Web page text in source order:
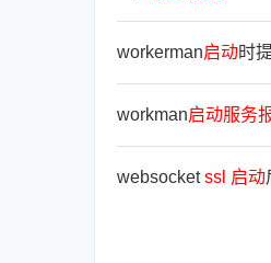
workerman启动时
workman启动服务
websocketssl 启动